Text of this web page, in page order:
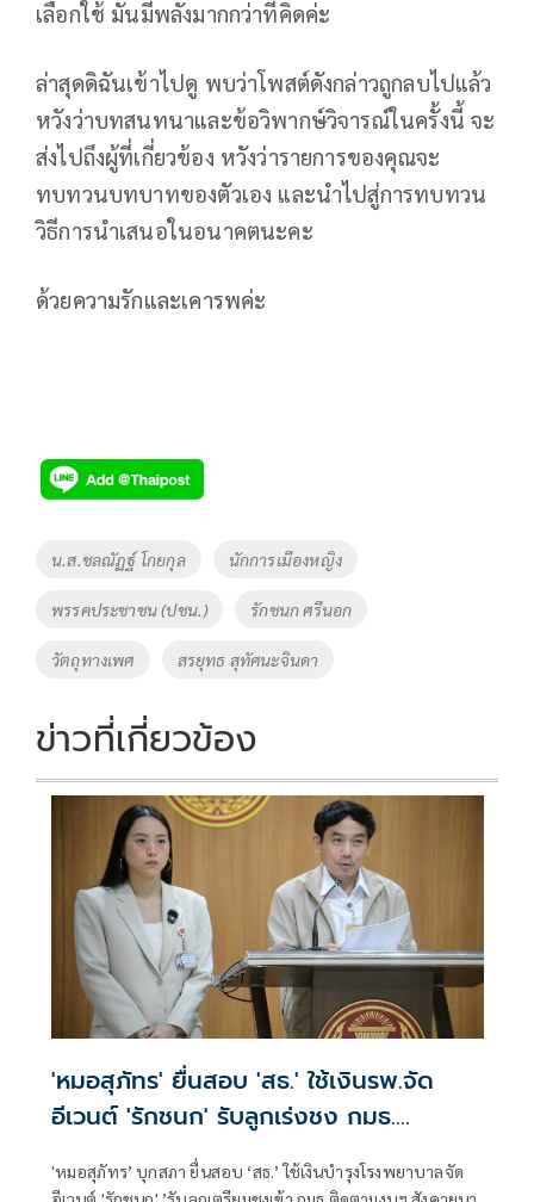
เลือกใช้ มันมีพลังมากกว่าที่คิดค่ะ
ล่าสุดดิฉันเข้าไปดู พบว่าโพสต์ดังกล่าวถูกลบไปแล้ว
หวังว่าบทสนทนาและข้อวิพากษ์วิจารณ์ในครั้งนี้ จะ
ส่งไปถึงผู้ที่เกี่ยวข้อง หวังว่ารายการของคุณจะ
ทบทวนบทบาทของตัวเอง และนำไปสู่การทบทวน
วิธีการนำเสนอในอนาคตนะคะ
ด้วยความรักและเคารพค่ะ
Tags
น.ส.ชลณัฏฐ์ โกยกุล นักการเมืองหญิง
พรรคประชาชน (ปชน.) รักชนก ศรีนอก
วัตถุทางเพศ สรยุทธ สุทัศนะจินดา
ข่าวที่เกี่ยวข้อง
'หมอสุภัทร' ยื่นสอบ 'สธ.' ใช้เงินรพ.จัด
อีเวนต์ 'รักชนก' รับลูกเร่งชง กมธ.
'หมอสุภัทร’ บุกสภา ยื่นสอบ ‘สธ.’ ใช้เงินบำรุงโรงพยาบาลจัด